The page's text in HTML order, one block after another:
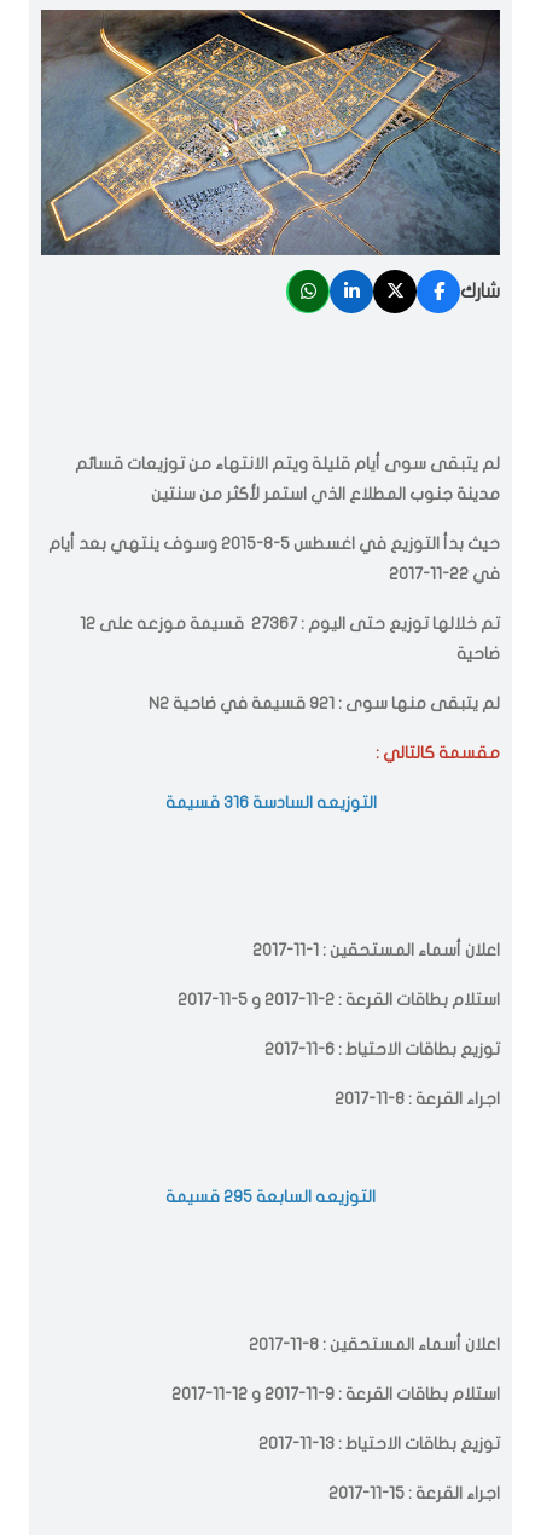
شارك
لم يتبقى سوى أيام قليلة ويتم الانتهاء من توزيعات قسائم
مدينة جنوب المطلاع الذي استمر لأكثر من سنتين
حيث بدأ التوزيع في اغسطس 5-8-2015 وسوف ينتهي بعد أيام
في 22-11-2017
تم خلالها توزيع حتى اليوم : 27367 قسيمة موزعه على 12
ضاحية
لم يتبقى منها سوى : 921 قسيمة في ضاحية N2
مقسمة كالتالي :
التوزيعه السادسة 316 قسيمة
اعلان أسماء المستحقين : 1-11-2017
استلام بطاقات القرعة : 2-11-2017 و 5-11-2017
توزيع بطاقات الاحتياط : 6-11-2017
اجراء القرعة : 8-11-2017
التوزيعه السابعة 295 قسيمة
اعلان أسماء المستحقين : 8-11-2017
استلام بطاقات القرعة : 9-11-2017 و 12-11-2017
توزيع بطاقات الاحتياط : 13-11-2017
اجراء القرعة : 15-11-2017